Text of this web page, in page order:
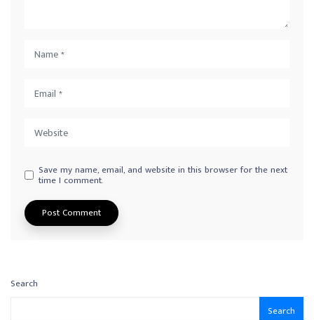
Save my name, email, and website in this browser for the next
time I comment.
Search
Search